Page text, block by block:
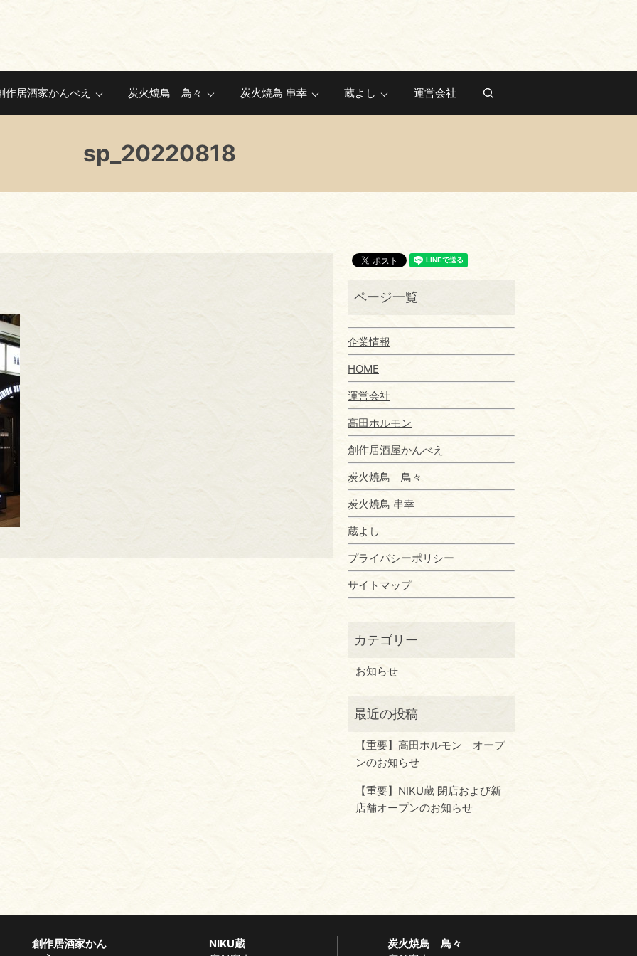
作居酒家かんべえ 炭火焼鳥 鳥々 炭火焼鳥 串幸 蔵よし 運営会社 search
sp_20220818
企業情報
HOME
運営会社
高田ホルモン
創作居酒屋かんべえ
炭火焼鳥 鳥々
炭火焼鳥 串幸
蔵よし
プライバシーポリシー
サイトマップ
お知らせ
【重要】高田ホルモン オープ
ンのお知らせ
【重要】NIKU蔵 閉店および新
店舗オープンのお知らせ
創作居酒家かん
NIKU蔵
炭火焼鳥 鳥々